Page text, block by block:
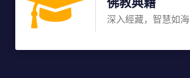
佛教典籍
深入經藏，智慧如海